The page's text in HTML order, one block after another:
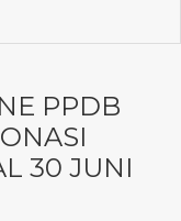
PPDB
30 JUNI